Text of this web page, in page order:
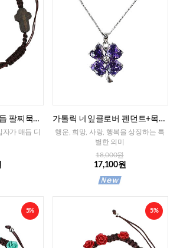
팔찌묵주
가 매듭 디
가톨릭 네잎클로버 펜던트+목걸
이줄
행운, 희망, 사랑, 행복을 상징하는 특
별한 의미
18,000원
17,100원
5% 5%